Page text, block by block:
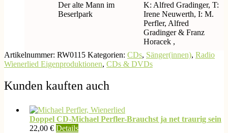
Der alte Mann im
Beserlpark
K: Alfred Gradinger, T:
Irene Neuwerth, I: M.
Perfler, Alfred
Gradinger & Franz
Horacek ,
Artikelnummer: RW0115 Kategorien: CDs, Sänger(innen), Radio
Wienerlied Eigenproduktionen, CDs & DVDs
Kunden kauften auch
Doppel CD-Michael Perfler-Brauchst ja net traurig sein
22,00 € Details